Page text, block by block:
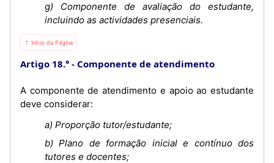
g) Componente de avaliação do estudante,
incluindo as actividades presenciais.
⇡ Início da Página
Artigo 18.° Componente de atendimento
A componente de atendimento e apoio ao estudante
deve considerar:
a) Proporção tutor/estudante;
b) Plano de formação inicial e contínuo dos
tutores e docentes;